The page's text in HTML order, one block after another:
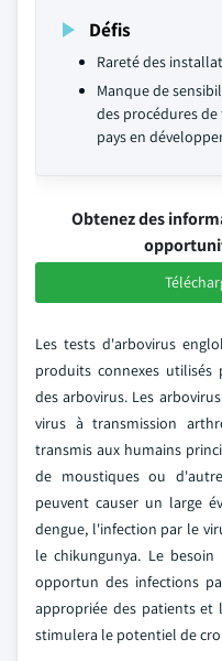
Défis
Rareté des
Manque de
des procédures
pays en
Obtenez des
Les tests d'arbovirus
produits connexes
des arbovirus. Les
virus à transmission
transmis aux humains
de moustiques ou
peuvent causer un large
dengue, l'infection par le
le chikungunya. Le
opportun des infections
appropriée des patients et
stimulera le potentiel de